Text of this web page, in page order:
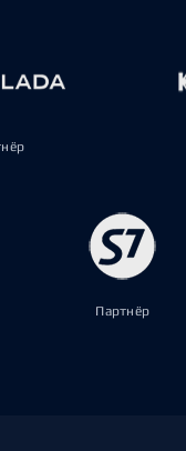
Партнёр